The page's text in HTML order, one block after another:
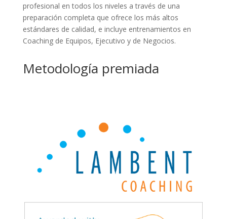
profesional en todos los niveles a través de una
preparación completa que ofrece los más altos
estándares de calidad, e incluye entrenamientos en
Coaching de Equipos, Ejecutivo y de Negocios.
Metodología premiada